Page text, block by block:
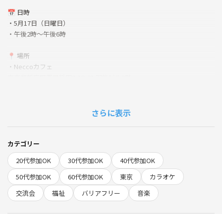
📅 日時
・5月17日（日曜日）
・午後2時〜午後6時
📍 場所
・Neccoカフェ
https://neccocafe.com/about/
・新規の方：1000円
・リピーターの方：500円
🌟 ポイント
・サポートスタッフが常駐しています
・歌わなくてもOK！聴くだけでも楽しめます😊
さらに表示
カテゴリー
20代参加OK
30代参加OK
40代参加OK
50代参加OK
60代参加OK 東京
カラオケ
交流会
福祉 バリアフリー 音楽